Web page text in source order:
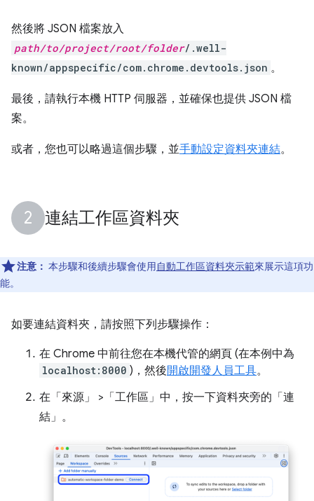
然後將 JSON 檔案放入
path/to/project/root/folder/.well-
known/appspecific/com.chrome.devtools.json 。
最後，請執行本機 HTTP 伺服器，並確保也提供 JSON 檔
案。
或者，您也可以略過這個步驟，並手動設定資料夾連結。
連結工作區資料夾
注意： 本步驟和後續步驟會使用自動工作區資料夾示範來展示這項功
能。
如要連結資料夾，請按照下列步驟操作：
在 Chrome 中前往您在本機代管的網頁 (在本例中為
localhost:8000 )，然後開啟開發人員工具。
在「來源」
>「工作區」 中，按一下資料夾旁的「連
結」 。